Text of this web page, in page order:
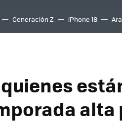
Generación Z iPhone 18